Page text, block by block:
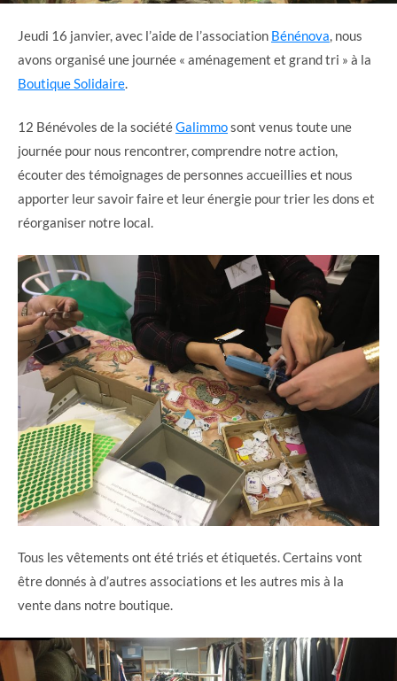
Jeudi 16 janvier, avec l’aide de l’association Bénénova , nous
avons organisé une journée « aménagement et grand tri » à la
Boutique Solidaire
12 Bénévoles de la sociétéGalimmosont venus toute une
journée pour nous rencontrer, comprendre notre action,
écouter des témoignages de personnes accueillies et nous
apporter leur savoir faire et leur énergie pour trier les dons et
réorganiser notre local.
Tous les vêtements ont été triés et étiquetés. Certains vont
être donnés à d’autres associations et les autres mis à la
vente dans notre boutique.